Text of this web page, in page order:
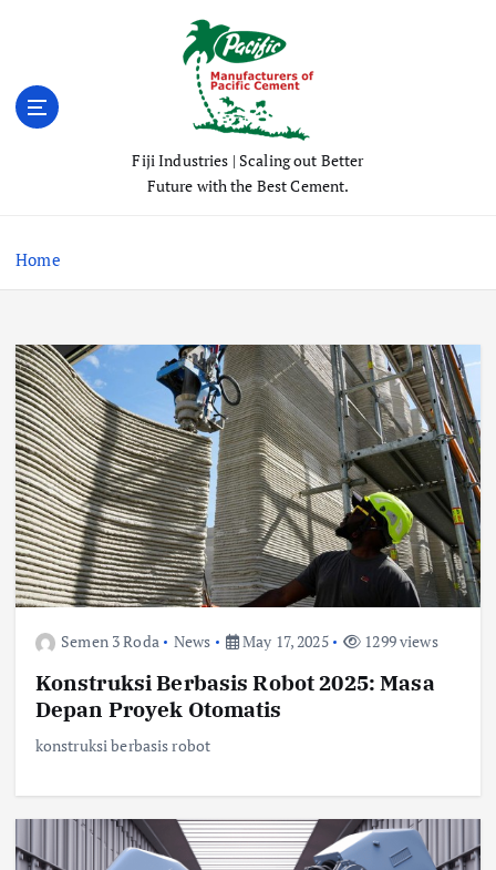
n
Fiji Industries | Scaling out Better
Future with the Best Cement.
Home
Semen 3 Roda News May 17, 2025 1299 views
Konstruksi Berbasis Robot 2025: Masa
Depan Proyek Otomatis
konstruksi berbasis robot